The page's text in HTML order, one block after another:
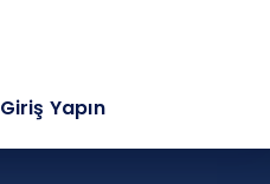
Giriş Yapın